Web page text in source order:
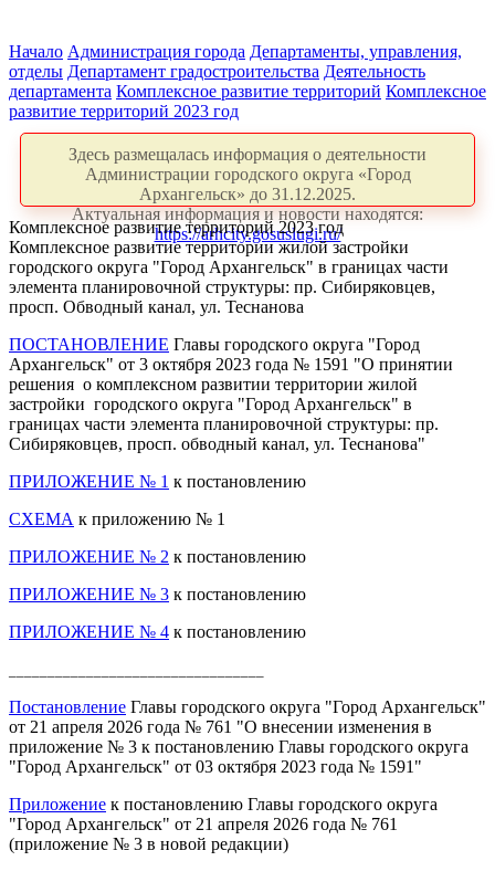
Начало Администрация города Департаменты, управления,
отделы Департамент градостроительства Деятельность
департамента Комплексное развитие территорий Комплексное
развитие территорий 2023 год
Здесь размещалась информация о деятельности
Администрации городского округа «Город
Архангельск» до 31.12.2025.
Актуальная информация и новости находятся:
https://arhcity.gosuslugi.ru/
Комплексное развитие территорий 2023 год
Комплексное развитие территории жилой застройки
городского округа "Город Архангельск" в границах части
элемента планировочной структуры: пр. Сибиряковцев,
просп. Обводный канал, ул. Теснанова
ПОСТАНОВЛЕНИЕ Главы городского округа "Город
Архангельск" от 3 октября 2023 года № 1591 "О принятии
решения о комплексном развитии территории жилой
застройки городского округа "Город Архангельск" в
границах части элемента планировочной структуры: пр.
Сибиряковцев, просп. обводный канал, ул. Теснанова"
ПРИЛОЖЕНИЕ № 1 к постановлению
СХЕМА к приложению № 1
ПРИЛОЖЕНИЕ № 2 к постановлению
ПРИЛОЖЕНИЕ № 3 к постановлению
ПРИЛОЖЕНИЕ № 4 к постановлению
Постановление Главы городского округа "Город Архангельск"
от 21 апреля 2026 года № 761 "О внесении изменения в
приложение № 3 к постановлению Главы городского округа
"Город Архангельск" от 03 октября 2023 года № 1591"
Приложение к постановлению Главы городского округа
"Город Архангельск" от 21 апреля 2026 года № 761
(приложение № 3 в новой редакции)